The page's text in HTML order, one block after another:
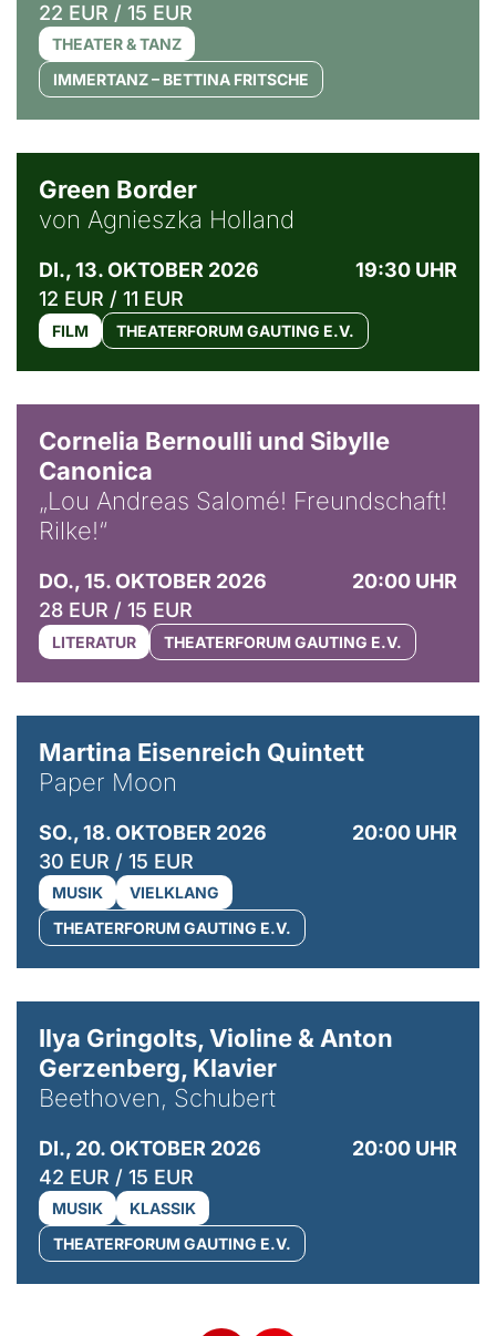
22 EUR / 15 EUR
THEATER & TANZ
IMMERTANZ – BETTINA FRITSCHE
Green Border
von Agnieszka Holland
DI., 13. OKTOBER 2026
19:30 UHR
12 EUR / 11 EUR
FILM THEATERFORUM GAUTING E.V.
Cornelia Bernoulli und Sibylle
Canonica
„Lou Andreas Salomé! Freundschaft!
Rilke!“
DO., 15. OKTOBER 2026
20:00 UHR
28 EUR / 15 EUR
LITERATUR THEATERFORUM GAUTING E.V.
Martina Eisenreich Quintett
Paper Moon
SO., 18. OKTOBER 2026
20:00 UHR
30 EUR / 15 EUR
MUSIK
VIELKLANG
THEATERFORUM GAUTING E.V.
Ilya Gringolts, Violine & Anton
Gerzenberg, Klavier
Beethoven, Schubert
DI., 20. OKTOBER 2026
20:00 UHR
42 EUR / 15 EUR
MUSIK
KLASSIK
THEATERFORUM GAUTING E.V.